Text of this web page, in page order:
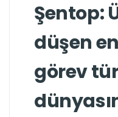
Şentop:
düşen
görev